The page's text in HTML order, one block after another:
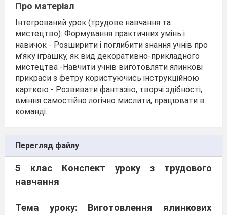
Про матеріал
Інтегрований урок (трудове навчання та
мистецтво). Формування практичних умінь і
навичок - Розширити і поглибити знання учнів про
м’яку іграшку, як вид декоративно-прикладного
мистецтва -Навчити учнів виготовляти ялинкові
прикраси з фетру користуючись інструкційною
карткою - Розвивати фантазію, творчі здібності,
вміння самостійно логічно мислити, працювати в
команді.
Перегляд файлу
5 клас Конспект уроку з трудового
навчання
Тема уроку: Виготовлення ялинкових